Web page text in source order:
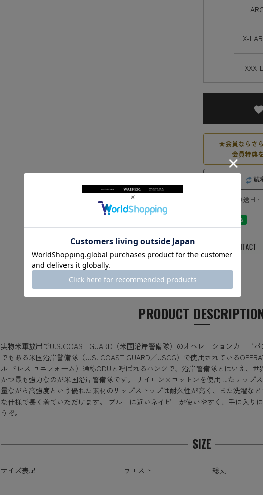
X-
XXX-
★会員ならさ
会員特典
試
送料・発送日
PRODUCT
実物米軍放出でU.S.COAST GUARD（米国沿岸警備隊）のオペレーションカーゴ
でもある米国沿岸警備隊（U.S. COAST GUARD／USCG）で使用されている
ル ドレス ユニフォーム）通称ODUと呼ばれるパンツで、沿岸警備隊とはいえ、
かつ最も強力なのが米国沿岸警備隊です。 ナイロン×コットンを使用したリップ
量ながら高強度という優れた素材のリップストップは耐久性が高く、また洗濯な
な仕様で長く着ていただけます。 ブルーに近いネイビーが使いやすく、手に入り
うぞ。
SIZE
サイズ表記 ウエスト 総丈